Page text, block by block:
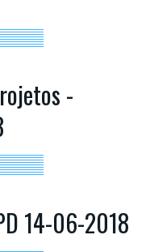
-
14-06-2018